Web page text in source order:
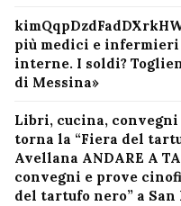
più medici e
interne. I soldi?
di Messina»
Libri, cucina,
torna la “Fiera del
Avellana ANDARE A
convegni e prove
del tartufo nero” a